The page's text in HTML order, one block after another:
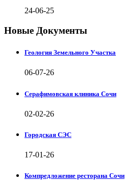
24-06-25
Новые Документы
Геология Земельного Участка
06-07-26
Серафимовская клиника Сочи
02-02-26
Городская СЭС
17-01-26
Компредложение ресторана Сочи